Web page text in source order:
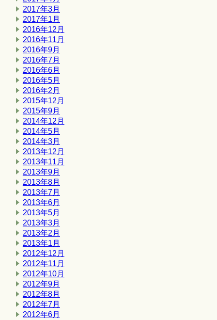
2017年3月
2017年1月
2016年12月
2016年11月
2016年9月
2016年7月
2016年6月
2016年5月
2016年2月
2015年12月
2015年9月
2014年12月
2014年5月
2014年3月
2013年12月
2013年11月
2013年9月
2013年8月
2013年7月
2013年6月
2013年5月
2013年3月
2013年2月
2013年1月
2012年12月
2012年11月
2012年10月
2012年9月
2012年8月
2012年7月
2012年6月